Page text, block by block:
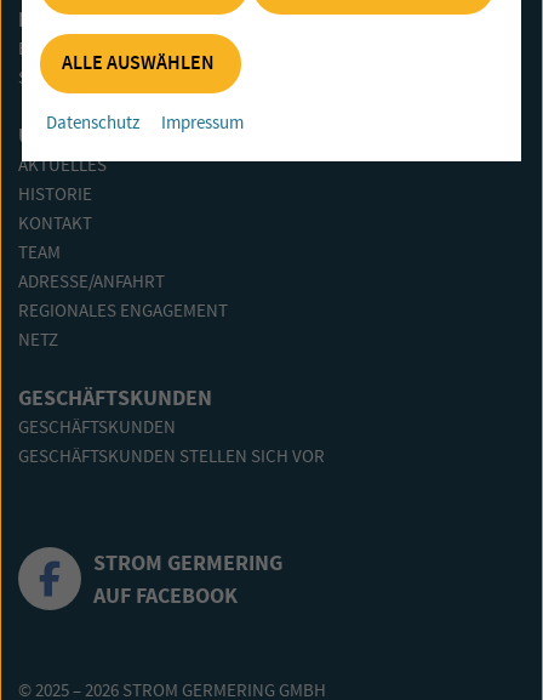
E-MOBILITÄT
E-CARSHARING
STROMTANKSTELLE
ÜBER UNS
AKTUELLES
HISTORIE
KONTAKT
TEAM
ADRESSE/ANFAHRT
REGIONALES ENGAGEMENT
NETZ
GESCHÄFTSKUNDEN
GESCHÄFTSKUNDEN
GESCHÄFTSKUNDEN STELLEN SICH VOR
STROM GERMERING
AUF FACEBOOK
© 2025 – 2026 STROM GERMERING GMBH
ALLE AUSWÄHLEN
Datenschutz Impressum